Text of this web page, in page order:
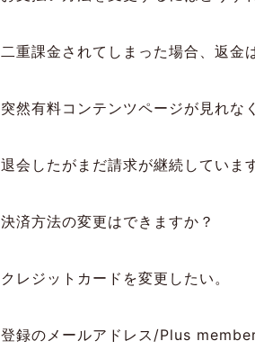
二重課金されてしまった場合、返金
突然有料コンテンツページが見れな
退会したがまだ請求が継続しています
決済方法の変更はできますか？
クレジットカードを変更したい。
登録のメールアドレス/Plus